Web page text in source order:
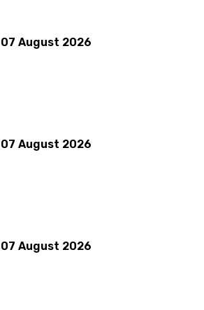
07 August 2026
07 August 2026
07 August 2026